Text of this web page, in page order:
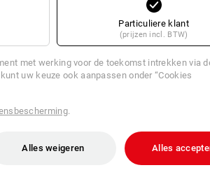
Particuliere klant
(prijzen incl. BTW)
met werking voor de toekomst intrekken via
uw keuze ook aanpassen onder “Cookies
.
Alles weigeren Alles